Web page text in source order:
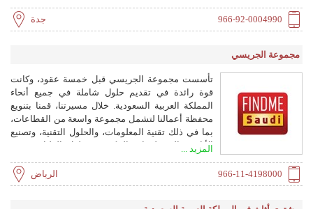
966-92-0004990 جدة
مجموعة الجريسي
تأسست مجموعة الجريسي قبل خمسة عقود، وكانت
قوة رائدة في تقديم حلول شاملة في جميع أنحاء
المملكة العربية السعودية. خلال مسيرتنا، قمنا بتنويع
محفظة أعمالنا لتشمل مجموعة واسعة من القطاعات،
بما في ذلك تقنية المعلومات، والحلول التقنية، وتصنيع
الأثاث، والمستلزمات المكتبية، وحلول الطباعة. نحن
المتخصصة، التي تضمن جودة منتجاتنا وتلبي باستمرار
الاحتياجات المتنوعة لعملائنا الكرام.
المزيد ...
966-11-4198000 الرياض